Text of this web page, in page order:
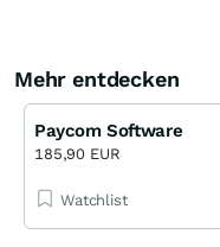
Mehr entdecken
Paycom Software
185,90 EUR
Watchlist